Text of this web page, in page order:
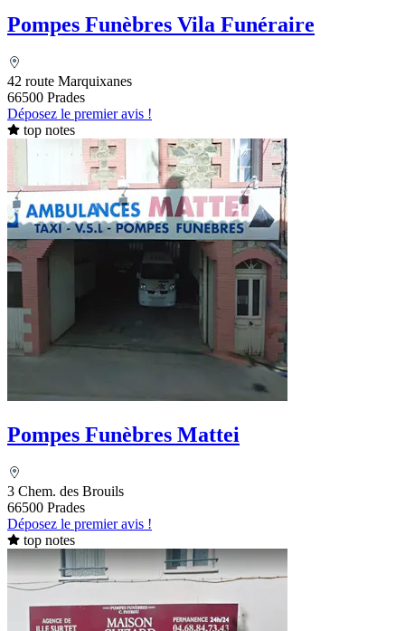
Pompes Funèbres Vila Funéraire
42 route Marquixanes
66500 Prades
Déposez le premier avis !
top notes
Pompes Funèbres Mattei
3 Chem. des Brouils
66500 Prades
Déposez le premier avis !
top notes